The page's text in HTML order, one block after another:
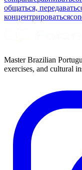
общаться, передавать
концентрироваться
Master Brazilian
exercises, and cultural